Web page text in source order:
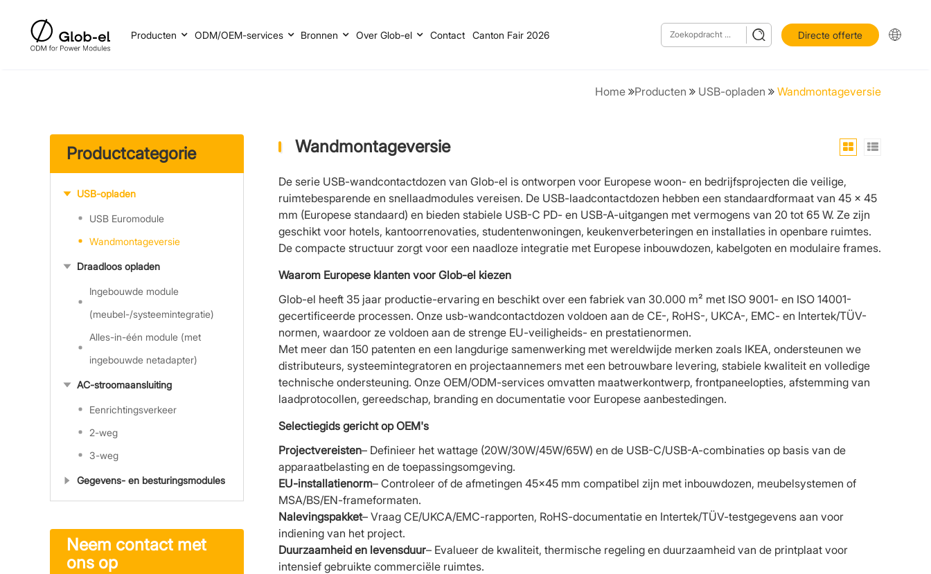
Producten ODM/OEM-services Bronnen Over Glob-el Contact Canton Fair 2026 Directe offerte
Home Producten USB-opladen Wandmontageversie
Productcategorie
USB-opladen
USB Euromodule
Wandmontageversie
Draadloos opladen
Ingebouwde module
(meubel-/systeemintegratie)
Alles-in-één module (met
ingebouwde netadapter)
AC-stroomaansluiting
Eenrichtingsverkeer
2-weg
3-weg
Gegevens- en besturingsmodules
Neem contact met
ons op
Wandmontageversie
De serie USB-wandcontactdozen van Glob-el is ontworpen voor Europese woon- en bedrijfsprojecten die veilige,
ruimtebesparende en snellaadmodules vereisen. De USB-laadcontactdozen hebben een standaardformaat van 45 x 45
mm (Europese standaard) en bieden stabiele USB-C PD- en USB-A-uitgangen met vermogens van 20 tot 65 W. Ze zijn
geschikt voor hotels, kantoorrenovaties, studentenwoningen, keukenverbeteringen en installaties in openbare ruimtes.
De compacte structuur zorgt voor een naadloze integratie met Europese inbouwdozen, kabelgoten en modulaire frames.
Waarom Europese klanten voor Glob-el kiezen
Glob-el heeft 35 jaar productie-ervaring en beschikt over een fabriek van 30.000 m² met ISO 9001- en ISO 14001-
gecertificeerde processen. Onze usb-wandcontactdozen voldoen aan de CE-, RoHS-, UKCA-, EMC- en Intertek/TÜV-
normen, waardoor ze voldoen aan de strenge EU-veiligheids- en prestatienormen.
Met meer dan 150 patenten en een langdurige samenwerking met wereldwijde merken zoals IKEA, ondersteunen we
distributeurs, systeemintegratoren en projectaannemers met een betrouwbare levering, stabiele kwaliteit en volledige
technische ondersteuning. Onze OEM/ODM-services omvatten maatwerkontwerp, frontpaneelopties, afstemming van
laadprotocollen, gereedschap, branding en documentatie voor Europese aanbestedingen.
Selectiegids gericht op OEM's
Projectvereisten– Definieer het wattage (20W/30W/45W/65W) en de USB-C/USB-A-combinaties op basis van de
apparaatbelasting en de toepassingsomgeving.
EU-installatienorm– Controleer of de afmetingen 45×45 mm compatibel zijn met inbouwdozen, meubelsystemen of
MSA/BS/EN-frameformaten.
Nalevingspakket– Vraag CE/UKCA/EMC-rapporten, RoHS-documentatie en Intertek/TÜV-testgegevens aan voor
indiening van het project.
Duurzaamheid en levensduur– Evalueer de kwaliteit, thermische regeling en duurzaamheid van de printplaat voor
intensief gebruikte commerciële ruimtes.